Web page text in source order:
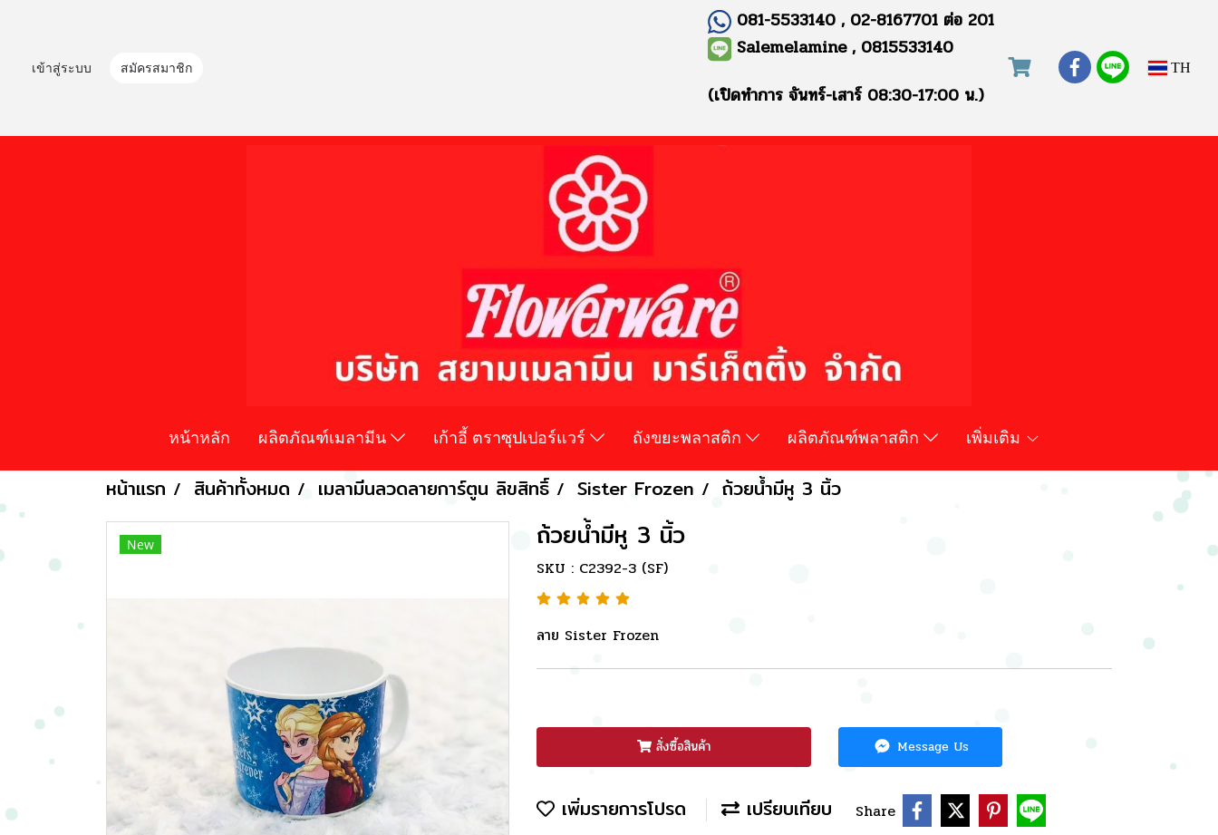
เข้าสู่ระบบ สมัครสมาชิก
081-5533140 , 02-8167701 ต่อ 201
Salemelamine , 0815533140
(เปิดทำการ จันทร์-เสาร์ 08:30-17:00 น.)
TH
หน้าหลัก ผลิตภัณฑ์เมลามีน เก้าอี้ ตราซุปเปอร์แวร์ ถังขยะพลาสติก ผลิตภัณฑ์พลาสติก เพิ่มเติม
หน้าแรก สินค้าทั้งหมด เมลามีนลวดลายการ์ตูน ลิขสิทธิ์ Sister Frozen ถ้วยน้ำมีหู 3 นิ้ว
New ถ้วยน้ำมีหู 3 นิ้ว
SKU : C2392-3 (SF)
ลาย Sister Frozen
สั่งซื้อสินค้า Message Us
เพิ่มรายการโปรด เปรียบเทียบ Share